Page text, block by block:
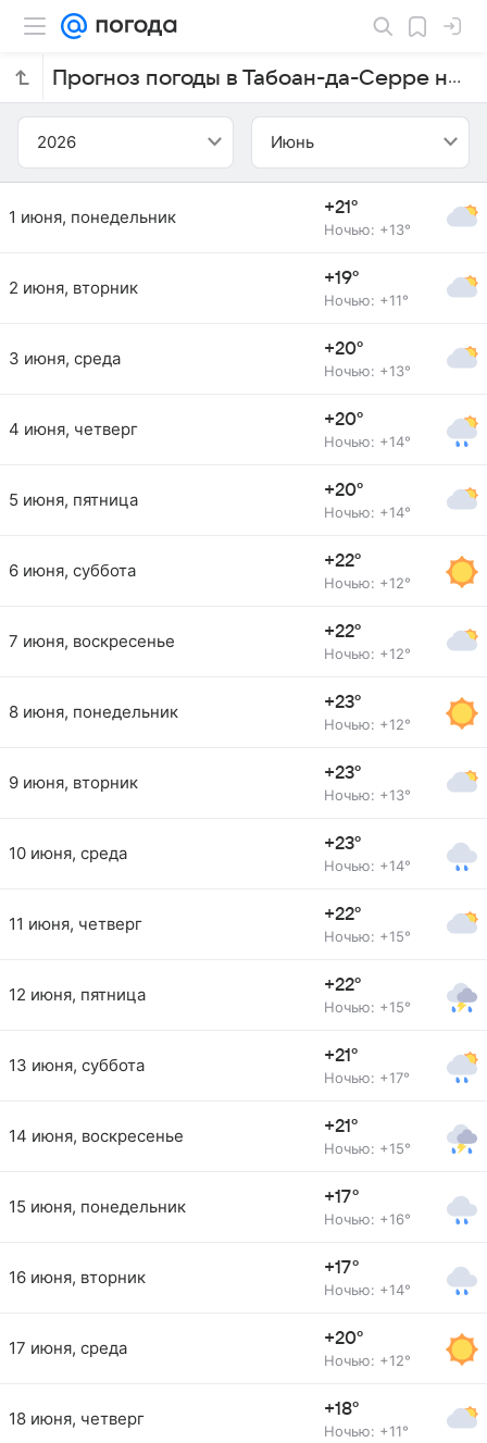
Прогноз погоды в Табоан-да-Серре на июнь 2026 года
2026 Июнь
1 июня, понедельник +21°
Ночью: +13°
2 июня, вторник +19°
Ночью: +11°
3 июня, среда +20°
Ночью: +13°
4 июня, четверг +20°
Ночью: +14°
5 июня, пятница +20°
Ночью: +14°
6 июня, суббота +22°
Ночью: +12°
7 июня, воскресенье +22°
Ночью: +12°
8 июня, понедельник +23°
Ночью: +12°
9 июня, вторник +23°
Ночью: +13°
10 июня, среда +23°
Ночью: +14°
11 июня, четверг +22°
Ночью: +15°
12 июня, пятница +22°
Ночью: +15°
13 июня, суббота +21°
Ночью: +17°
14 июня, воскресенье +21°
Ночью: +15°
15 июня, понедельник +17°
Ночью: +16°
16 июня, вторник +17°
Ночью: +14°
17 июня, среда +20°
Ночью: +12°
18 июня, четверг +18°
Ночью: +11°